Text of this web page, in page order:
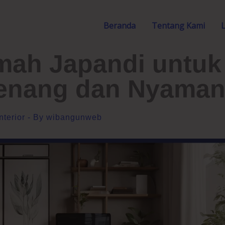
Beranda Tentang Kami
Japandi untuk
dan Nyaman
- By wibangunweb